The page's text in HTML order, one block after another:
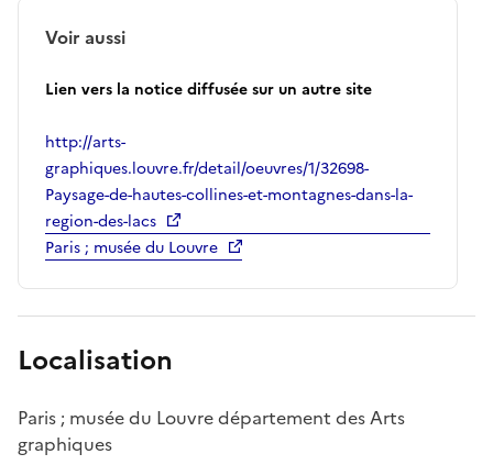
Voir aussi
Lien vers la notice diffusée sur un autre site
http://arts-
graphiques.louvre.fr/detail/oeuvres/1/32698-
Paysage-de-hautes-collines-et-montagnes-dans-la-
region-des-lacs
Paris ; musée du Louvre
Localisation
Paris ; musée du Louvre département des Arts
graphiques